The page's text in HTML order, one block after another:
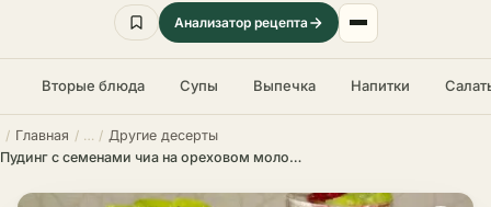
Анализатор рецепта
Вторые блюда Супы Выпечка Напитки
Главная
Другие десерты
Пудинг с семенами чиа на ореховом молоке – пошаговый рецепт в домашних условиях